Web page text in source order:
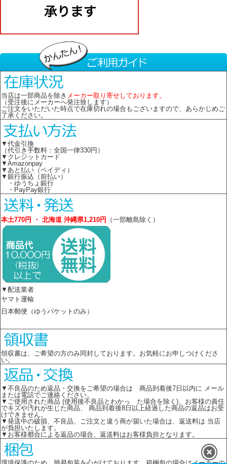
当店は一部商品を除き メーカー取り寄せしております。
（受注後にメーカーへ発注致します）
ご注文をいただいた時点で在庫切れの場合もございますので、あらかじめご
了承ください。
▼代金引換
（代引き手数料：全国一律330円）
▼クレジットカード
▼Amazonpay
▼あと払い（ペイディ）
▼銀行振込（前払い）
・ゆうちょ銀行
・PayPay銀行
本土770円 ・ 北海道 沖縄県1,210円 （一部離島除く）
▼配送業者
ヤマト運輸
日本郵便（ゆうパケットのみ）
領収書は、ご希望の方のみ同封しております。お気軽にお申しつけくださ
い。
▼不良品のため返品・交換をご希望の場合は 商品到着後7日以内に メール
または電話でご連絡ください。
▼ご使用された商品 (使用後不良品とわかっ た場合を除く)、お客様の責任
でキズや汚れが生じた商品、 商品到着後8日以上経過した商品の返品はお受
けできません。
▼発送中の破損、不良品、ご注文と違う商が届いた場合は、返送料は 当店
が負担いたします。
▼お客様都合による返品の場合、返送料はお客様負担となります。